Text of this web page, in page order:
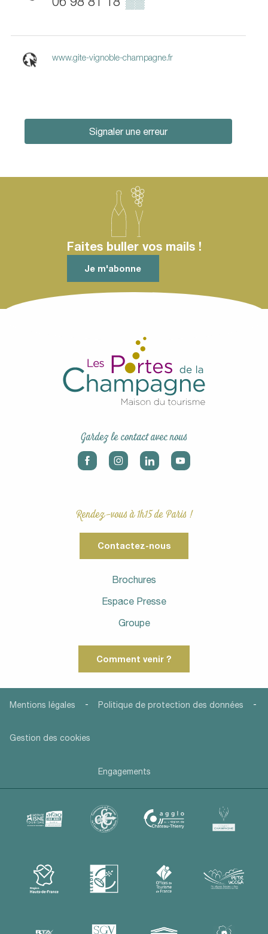
www.gite-vignoble-champagne.fr
Signaler une erreur
Faites buller vos mails !
Je m'abonne
Gardez le contact avec nous
Rendez-vous à 1h15 de Paris !
Contactez-nous
Brochures
Espace Presse
Groupe
Comment venir ?
Mentions légales - Politique de protection des données -
Gestion des cookies
Engagements